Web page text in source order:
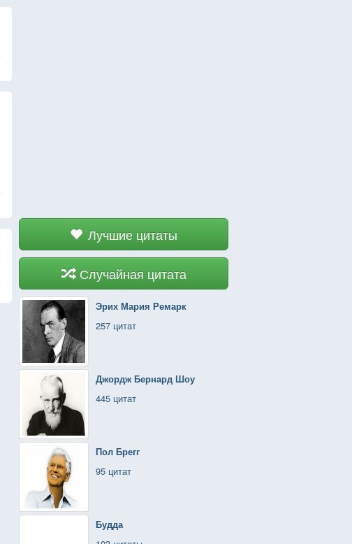
Лучшие цитаты
Случайная цитата
Эрих Мария Ремарк
257 цитат
Джордж Бернард Шоу
445 цитат
Пол Брегг
95 цитат
Будда